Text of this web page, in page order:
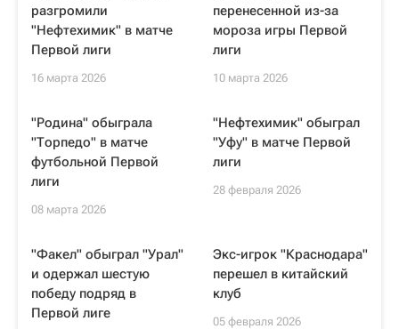
разгромили
"Нефтехимик" в матче
Первой лиги
16 марта 2026
перенесенной из-за
мороза игры Первой
лиги
10 марта 2026
"Родина" обыграла
"Торпедо" в матче
футбольной Первой
лиги
08 марта 2026
"Нефтехимик" обыграл
"Уфу" в матче Первой
лиги
28 февраля 2026
"Факел" обыграл "Урал"
и одержал шестую
победу подряд в
Первой лиге
Экс-игрок "Краснодара"
перешел в китайский
клуб
05 февраля 2026